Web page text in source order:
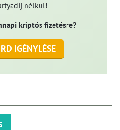
nélkül!
kriptós fizetésre?
IGÉNYLÉSE